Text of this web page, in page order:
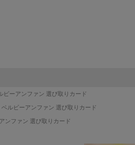
ビーアンファン 選び取りカード
ベルビーアンファン 選び取りカード
ンファン 選び取りカード